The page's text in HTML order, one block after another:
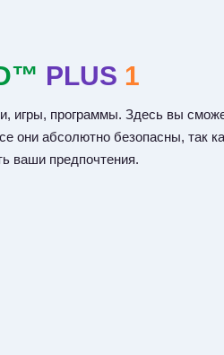
PLUS 1
игры, программы. Здесь вы
они абсолютно безопасны, так
ваши предпочтения.